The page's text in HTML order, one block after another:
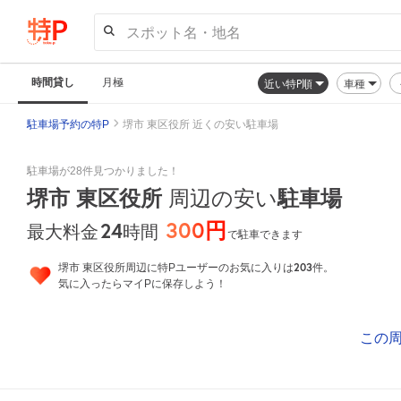
スポット名・地名
時間貸し 月極 近い特P順 車種
駐車場予約の特P 堺市 東区役所 近くの安い駐車場
駐車場が28件見つかりました！
堺市 東区役所 周辺の安い駐車場
最大料金24時間 300円で駐車できます
堺市 東区役所周辺に特Pユーザーのお気に入りは203件。
気に入ったらマイPに保存しよう！
この